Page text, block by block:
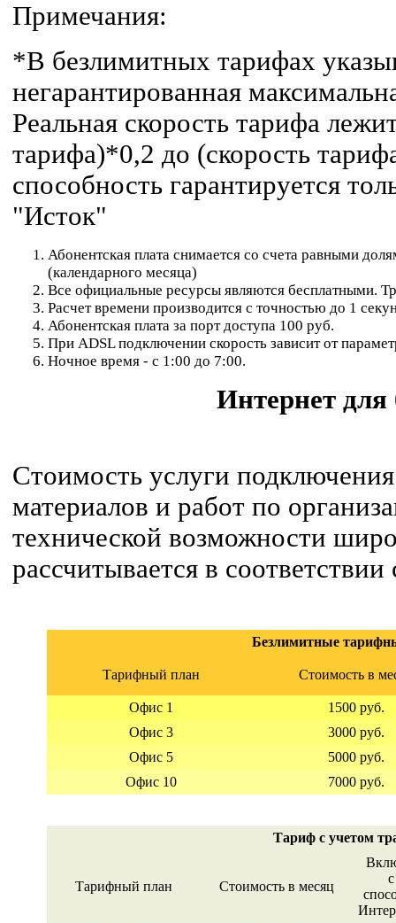
Примечания:
*В безлимитных тарифах
негарантированная
Реальная скорость тарифа
тарифа)*0,2 до (скорость
способность гарантируется
"Исток"
Абонентская плата снимается со счета равными
(календарного месяца)
Все официальные ресурсы являются бесплатными.
Расчет времени производится с точностью до 1
Абонентская плата за порт доступа 100 руб.
При ADSL подключении скорость зависит от
Ночное время - с 1:00 до 7:00.
Интернет для
Стоимость услуги
материалов и работ по
технической возможности
рассчитывается в
Безлимитные
Тарифный план Стоимость в
Офис 1
1500 руб.
Офис 3
3000 руб.
Офис 5
5000 руб.
Офис 10
7000 руб.
Тариф с учетом
Тарифный план Стоимость в месяц